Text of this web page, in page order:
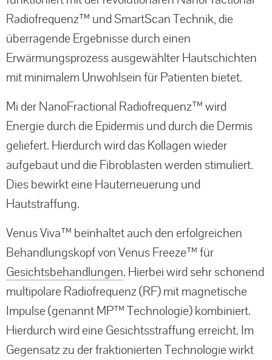
Radiofrequenz™ und SmartScan Technik, die
überragende Ergebnisse durch einen
Erwärmungsprozess ausgewählter Hautschichten
mit minimalem Unwohlsein für Patienten bietet.
Mi der NanoFractional Radiofrequenz™ wird
Energie durch die Epidermis und durch die Dermis
geliefert. Hierdurch wird das Kollagen wieder
aufgebaut und die Fibroblasten werden stimuliert.
Dies bewirkt eine Hauterneuerung und
Hautstraffung.
Venus Viva™ beinhaltet auch den erfolgreichen
Behandlungskopf von Venus Freeze™ für
Gesichtsbehandlungen. Hierbei wird sehr schonend
multipolare Radiofrequenz (RF) mit magnetische
Impulse (genannt MP™ Technologie) kombiniert.
Hierdurch wird eine Gesichtsstraffung erreicht. Im
Gegensatz zu der fraktionierten Technologie wirkt